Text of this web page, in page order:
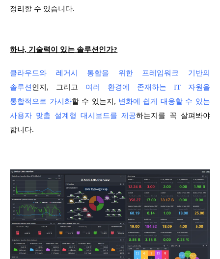
정리할 수 있습니다.
하나, 기술력이 있는 솔루션인가?
클라우드와 레거시 통합을 위한 프레임워크 기반의
솔루션인지, 그리고 여러 환경에 존재하는 IT 자원을
통합적으로 가시화할 수 있는지, 변화에 쉽게 대응할 수 있는
사용자 맞춤 설계형 대시보드를 제공하는지를 꼭 살펴봐야
합니다.